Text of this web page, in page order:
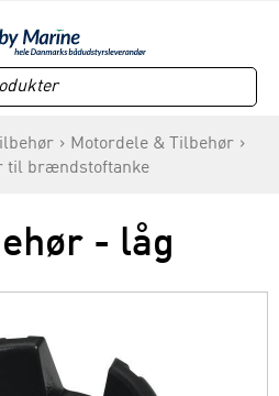
Motordele & Tilbehør
til brændstoftanke
- låg